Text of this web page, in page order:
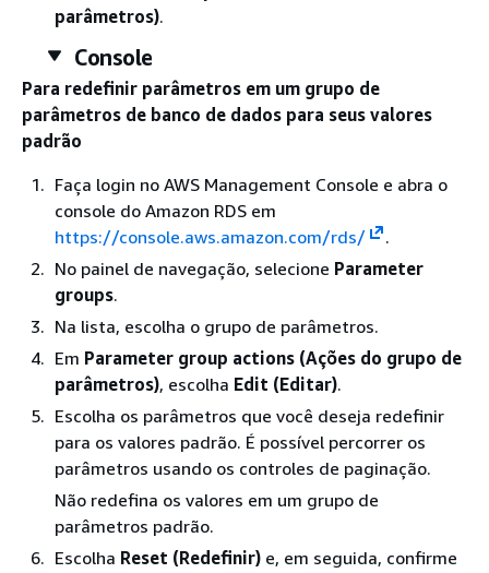
parâmetros).
Console
Para redefinir parâmetros em um grupo de
parâmetros de banco de dados para seus valores
padrão
Faça login no AWS Management Console e abra o
console do Amazon RDS em
https://console.aws.amazon.com/rds/
.
No painel de navegação, selecione Parameter
groups.
Na lista, escolha o grupo de parâmetros.
Em Parameter group actions (Ações do grupo de
parâmetros), escolha Edit (Editar).
Escolha os parâmetros que você deseja redefinir
para os valores padrão. É possível percorrer os
parâmetros usando os controles de paginação.
Não redefina os valores em um grupo de
parâmetros padrão.
Escolha Reset (Redefinir) e, em seguida, confirme